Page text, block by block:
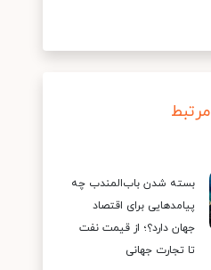
مرتبط
بسته شدن باب‌المندب چه
پیامدهایی برای اقتصاد
جهان دارد؟؛ از قیمت نفت
تا تجارت جهانی